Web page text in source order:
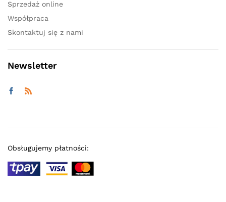
Sprzedaż online
Współpraca
Skontaktuj się z nami
Newsletter
Obsługujemy płatności: